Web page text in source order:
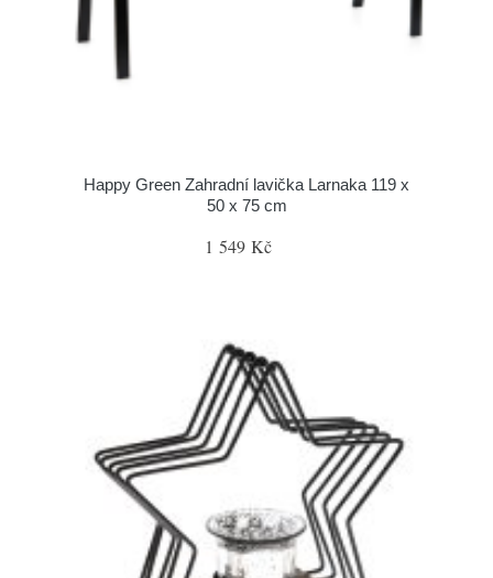
Happy Green Zahradní lavička Larnaka 119 x
50 x 75 cm
1 549 Kč